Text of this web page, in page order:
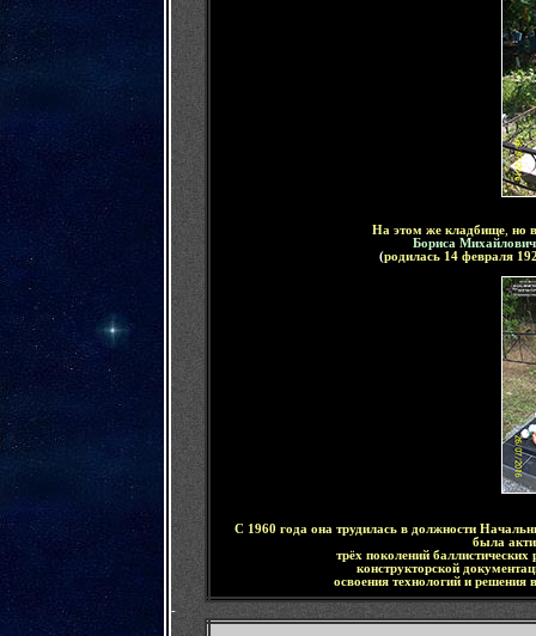
На этом же кладбище, но
Бориса
(родилась 14 февраля
С 1960 года она трудилась в должности
была
трёх поколений
конструкторской
освоения технологий и решения
-